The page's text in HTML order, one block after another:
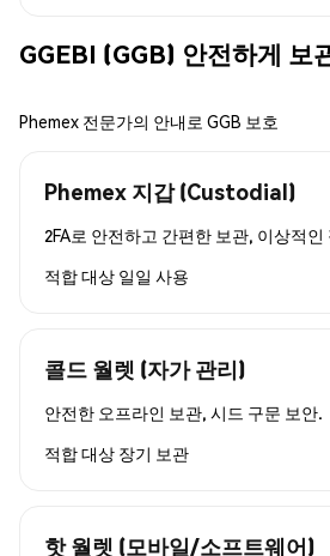
GGEBI (GGB) 안전하게 보
Phemex 전문가의 안내로 GGB 보호
Phemex 지갑 (Custodial)
2FA로 안전하고 간편한 보관, 이상적인
적합 대상 일일 사용
콜드 월렛 (자가 관리)
안전한 오프라인 보관, 시드 구문 보안.
적합 대상 장기 보관
핫 월렛 (모바일/소프트웨어)